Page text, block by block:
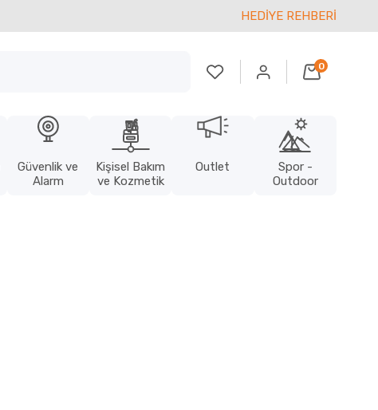
HEDİYE REHBERİ
0
Güvenlik ve
Alarm
Kişisel Bakım
ve Kozmetik
Outlet
Spor -
Outdoor